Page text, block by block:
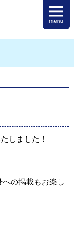
しました！
への掲載もお楽し